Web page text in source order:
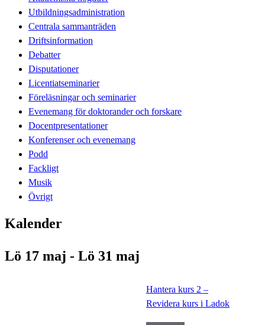
Utbildningsadministration
Centrala sammanträden
Driftsinformation
Debatter
Disputationer
Licentiatseminarier
Föreläsningar och seminarier
Evenemang för doktorander och forskare
Docentpresentationer
Konferenser och evenemang
Podd
Fackligt
Musik
Övrigt
Kalender
Lö 17 maj - Lö 31 maj
Hantera kurs 2 –
Revidera kurs i Ladok